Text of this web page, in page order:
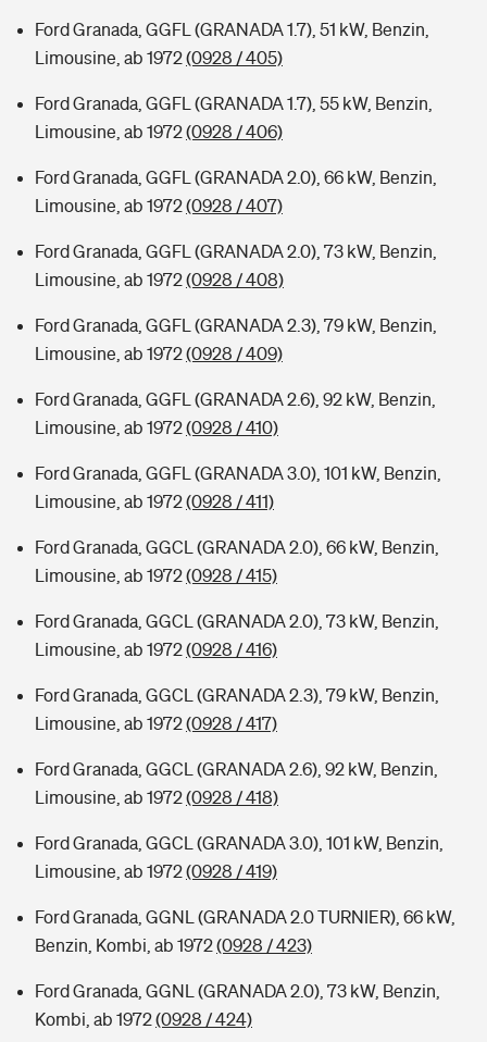
Ford Granada, GGFL (GRANADA 1.7), 51 kW, Benzin,
Limousine, ab 1972(0928 / 405)
Ford Granada, GGFL (GRANADA 1.7), 55 kW, Benzin,
Limousine, ab 1972(0928 / 406)
Ford Granada, GGFL (GRANADA 2.0), 66 kW, Benzin,
Limousine, ab 1972(0928 / 407)
Ford Granada, GGFL (GRANADA 2.0), 73 kW, Benzin,
Limousine, ab 1972(0928 / 408)
Ford Granada, GGFL (GRANADA 2.3), 79 kW, Benzin,
Limousine, ab 1972(0928 / 409)
Ford Granada, GGFL (GRANADA 2.6), 92 kW, Benzin,
Limousine, ab 1972(0928 / 410)
Ford Granada, GGFL (GRANADA 3.0), 101 kW, Benzin,
Limousine, ab 1972(0928 / 411)
Ford Granada, GGCL (GRANADA 2.0), 66 kW, Benzin,
Limousine, ab 1972(0928 / 415)
Ford Granada, GGCL (GRANADA 2.0), 73 kW, Benzin,
Limousine, ab 1972(0928 / 416)
Ford Granada, GGCL (GRANADA 2.3), 79 kW, Benzin,
Limousine, ab 1972(0928 / 417)
Ford Granada, GGCL (GRANADA 2.6), 92 kW, Benzin,
Limousine, ab 1972(0928 / 418)
Ford Granada, GGCL (GRANADA 3.0), 101 kW, Benzin,
Limousine, ab 1972(0928 / 419)
Ford Granada, GGNL (GRANADA 2.0 TURNIER), 66 kW,
Benzin, Kombi, ab 1972(0928 / 423)
Ford Granada, GGNL (GRANADA 2.0), 73 kW, Benzin,
Kombi, ab 1972(0928 / 424)